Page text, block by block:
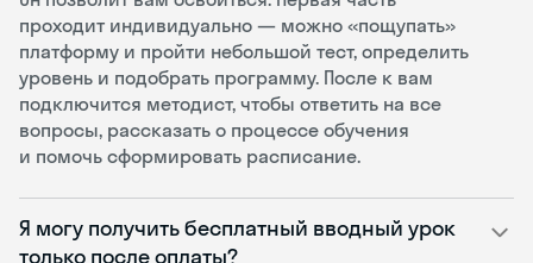
проходит индивидуально — можно «пощупать»
платформу и пройти небольшой тест, определить
уровень и подобрать программу. После к вам
подключится методист, чтобы ответить на все
вопросы, рассказать о процессе обучения
и помочь сформировать расписание.
Я могу получить бесплатный вводный урок
только после оплаты?